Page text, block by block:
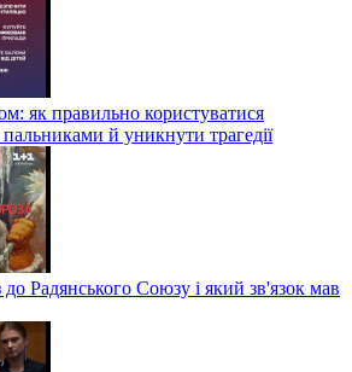
як правильно користуватися
й уникнути трагедії
Радянського Союзу і який зв'язок мав